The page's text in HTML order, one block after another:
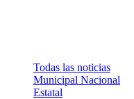
Todas las noticias
Municipal Nacional
Estatal